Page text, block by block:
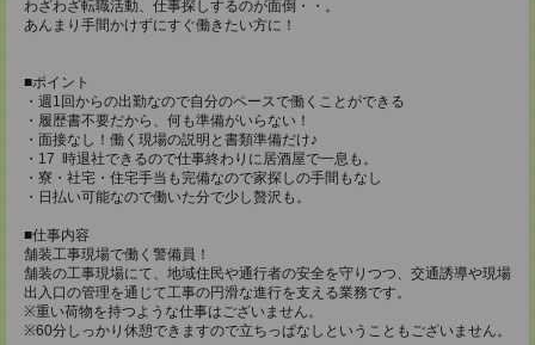
わざわざ転職活動、仕事探しするのが面倒・・。
あんまり手間かけずにすぐ働きたい方に！
■ポイント
・週1回からの出勤なので自分のペースで働くことができる
・履歴書不要だから、何も準備がいらない！
・面接なし！働く現場の説明と書類準備だけ♪
・17 時退社できるので仕事終わりに居酒屋で一息も。
・寮・社宅・住宅手当も完備なので家探しの手間もなし
・日払い可能なので働いた分で少し贅沢も。
■仕事内容
舗装工事現場で働く警備員！
舗装の工事現場にて、地域住民や通行者の安全を守りつつ、交通誘導や現場
出入口の管理を通じて工事の円滑な進行を支える業務です。
※重い荷物を持つような仕事はございません。
※60分しっかり休憩できますので立ちっぱなしということもございません。